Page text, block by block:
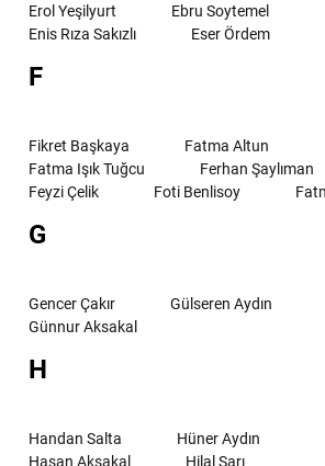
Erol Yeşilyurt
Ebru Soytemel
Enis Rıza Sakızlı
Eser Ördem
F
Fikret Başkaya
Fatma Altun
Fatma Işık Tuğcu
Ferhan Şaylıman
Feyzi Çelik
Foti Benlisoy
G
Gencer Çakır
Gülseren Aydın
Günnur Aksakal
H
Handan Salta
Hüner Aydın
Hasan Aksakal
Hilal Sarı